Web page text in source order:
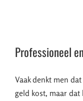
Professioneel
Vaak denkt men
geld kost, maar